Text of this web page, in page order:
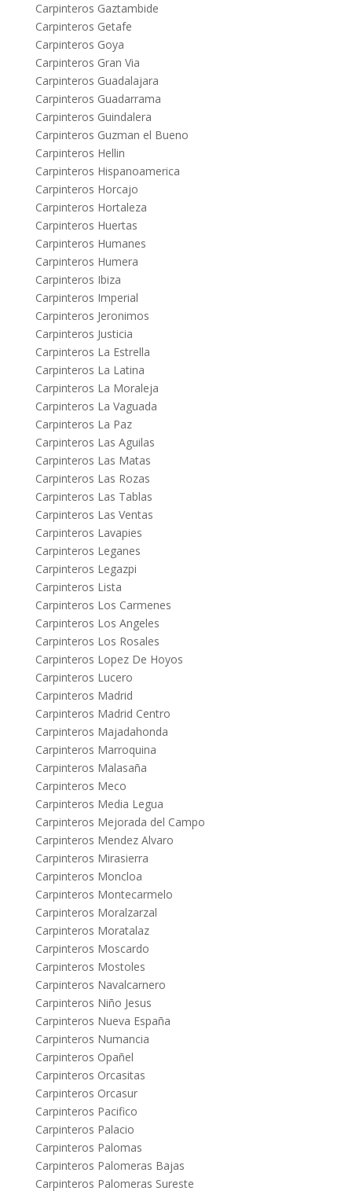
Carpinteros Gaztambide
Carpinteros Getafe
Carpinteros Goya
Carpinteros Gran Via
Carpinteros Guadalajara
Carpinteros Guadarrama
Carpinteros Guindalera
Carpinteros Guzman el Bueno
Carpinteros Hellin
Carpinteros Hispanoamerica
Carpinteros Horcajo
Carpinteros Hortaleza
Carpinteros Huertas
Carpinteros Humanes
Carpinteros Humera
Carpinteros Ibiza
Carpinteros Imperial
Carpinteros Jeronimos
Carpinteros Justicia
Carpinteros La Estrella
Carpinteros La Latina
Carpinteros La Moraleja
Carpinteros La Vaguada
Carpinteros La Paz
Carpinteros Las Aguilas
Carpinteros Las Matas
Carpinteros Las Rozas
Carpinteros Las Tablas
Carpinteros Las Ventas
Carpinteros Lavapies
Carpinteros Leganes
Carpinteros Legazpi
Carpinteros Lista
Carpinteros Los Carmenes
Carpinteros Los Angeles
Carpinteros Los Rosales
Carpinteros Lopez De Hoyos
Carpinteros Lucero
Carpinteros Madrid
Carpinteros Madrid Centro
Carpinteros Majadahonda
Carpinteros Marroquina
Carpinteros Malasaña
Carpinteros Meco
Carpinteros Media Legua
Carpinteros Mejorada del Campo
Carpinteros Mendez Alvaro
Carpinteros Mirasierra
Carpinteros Moncloa
Carpinteros Montecarmelo
Carpinteros Moralzarzal
Carpinteros Moratalaz
Carpinteros Moscardo
Carpinteros Mostoles
Carpinteros Navalcarnero
Carpinteros Niño Jesus
Carpinteros Nueva España
Carpinteros Numancia
Carpinteros Opañel
Carpinteros Orcasitas
Carpinteros Orcasur
Carpinteros Pacifico
Carpinteros Palacio
Carpinteros Palomas
Carpinteros Palomeras Bajas
Carpinteros Palomeras Sureste